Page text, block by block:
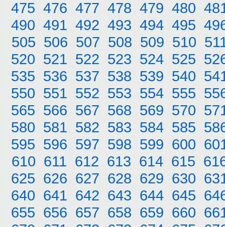
475 476 477 478 479 480
490 491 492 493 494 495
505 506 507 508 509 510
520 521 522 523 524 525
535 536 537 538 539 540
550 551 552 553 554 555
565 566 567 568 569 570
580 581 582 583 584 585
595 596 597 598 599 600
610 611 612 613 614 615
625 626 627 628 629 630
640 641 642 643 644 645
655 656 657 658 659 660